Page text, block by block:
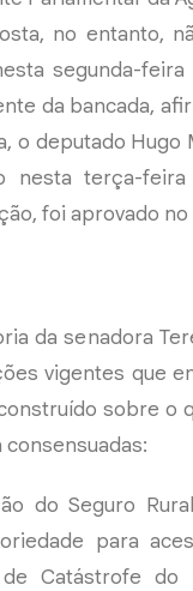
no entanto,
segunda-feira
da bancada,
o deputado
nesta terça-
foi aprovado no
da senadora
vigentes que
sobre o
consensuadas:
do Seguro
para
de Catástrofe do